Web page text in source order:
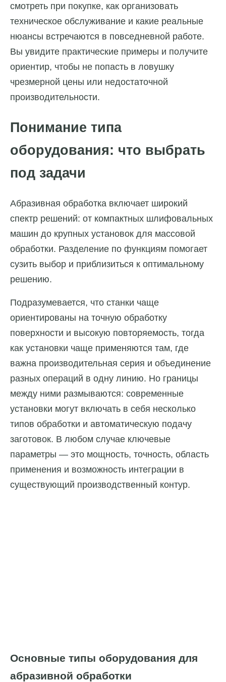
смотреть при покупке, как организовать
техническое обслуживание и какие реальные
нюансы встречаются в повседневной работе.
Вы увидите практические примеры и получите
ориентир, чтобы не попасть в ловушку
чрезмерной цены или недостаточной
производительности.
Понимание типа
оборудования: что выбрать
под задачи
Абразивная обработка включает широкий
спектр решений: от компактных шлифовальных
машин до крупных установок для массовой
обработки. Разделение по функциям помогает
сузить выбор и приблизиться к оптимальному
решению.
Подразумевается, что станки чаще
ориентированы на точную обработку
поверхности и высокую повторяемость, тогда
как установки чаще применяются там, где
важна производительная серия и объединение
разных операций в одну линию. Но границы
между ними размываются: современные
установки могут включать в себя несколько
типов обработки и автоматическую подачу
заготовок. В любом случае ключевые
параметры — это мощность, точность, область
применения и возможность интеграции в
существующий производственный контур.
Основные типы оборудования для
абразивной обработки